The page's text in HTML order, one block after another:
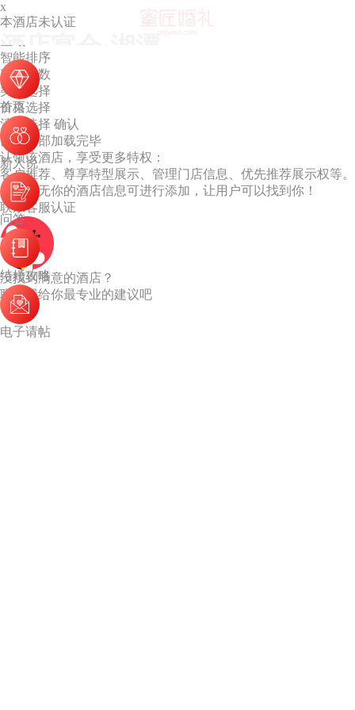
酒店宴会·湘潭
首页
新人说
问答
结婚攻略
电子请帖
湘潭
默认排序
智能排序
容纳桌数
类型选择
价格选择
清空选择 确认
已经全部加载完毕
x
本酒店未认证
认领该酒店，享受更多特权：
客户推荐、尊享特型展示、管理门店信息、优先推荐展示权等。
若列表无你的酒店信息可进行添加，让用户可以找到你！
联系客服认证
没找到满意的酒店？
联系我给你最专业的建议吧